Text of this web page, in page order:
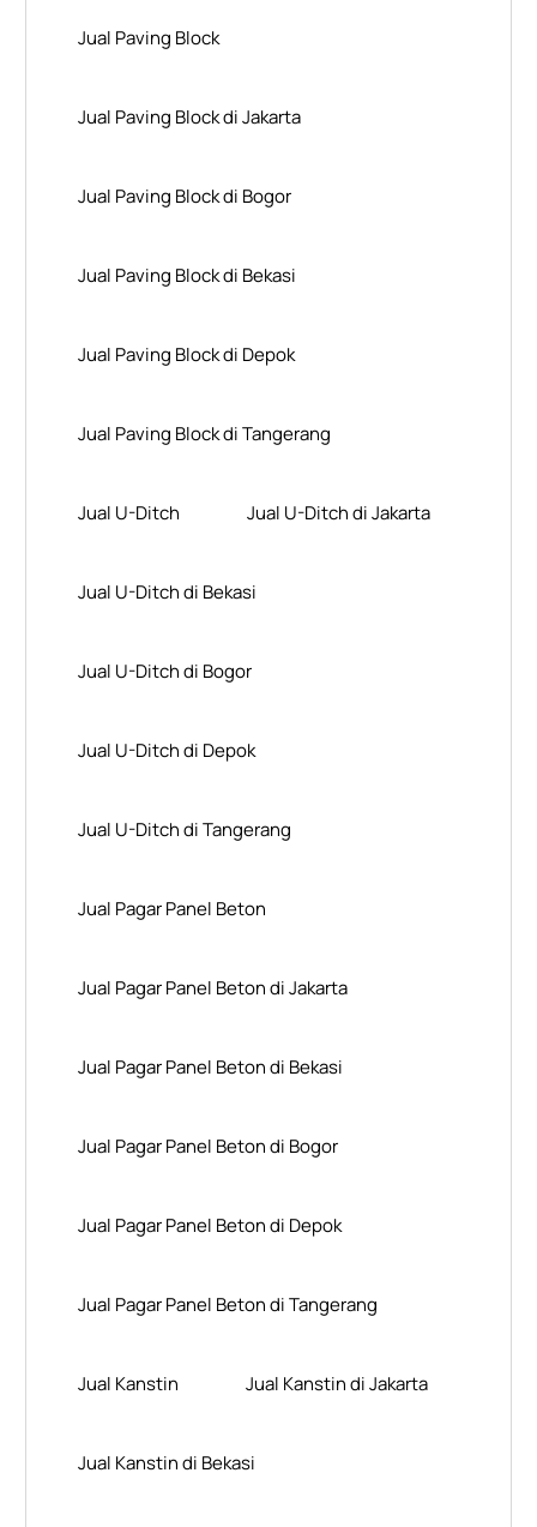
Jual Paving Block
Jual Paving Block di Jakarta
Jual Paving Block di Bogor
Jual Paving Block di Bekasi
Jual Paving Block di Depok
Jual Paving Block di Tangerang
Jual U-Ditch Jual U-Ditch di Jakarta
Jual U-Ditch di Bekasi
Jual U-Ditch di Bogor
Jual U-Ditch di Depok
Jual U-Ditch di Tangerang
Jual Pagar Panel Beton
Jual Pagar Panel Beton di Jakarta
Jual Pagar Panel Beton di Bekasi
Jual Pagar Panel Beton di Bogor
Jual Pagar Panel Beton di Depok
Jual Pagar Panel Beton di Tangerang
Jual Kanstin Jual Kanstin di Jakarta
Jual Kanstin di Bekasi